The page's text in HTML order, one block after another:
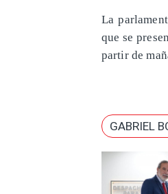
La
que se
partir de
GABRIEL